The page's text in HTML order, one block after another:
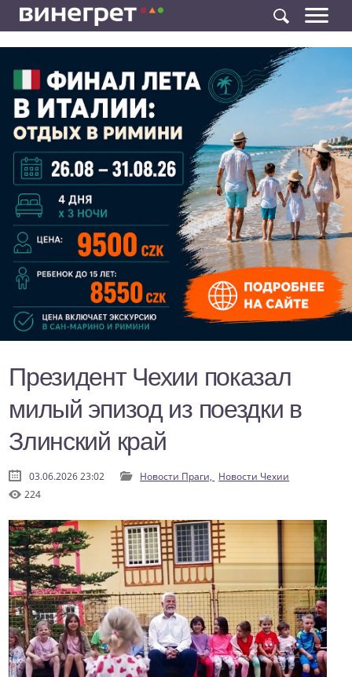
Президент Чехии показал
милый эпизод из поездки в
Злинский край
03.06.2026 23:02 Новости Праги, Новости Чехии
224